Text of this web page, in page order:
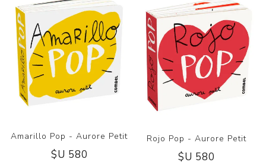
Amarillo Pop - Aurore Petit
$U 580
Rojo Pop - Aurore Petit
$U 580